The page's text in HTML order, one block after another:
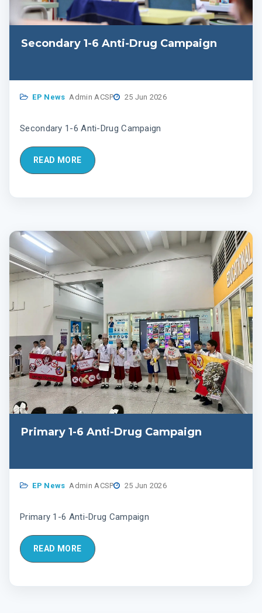
Secondary 1-6 Anti-Drug Campaign
EP News Admin ACSP 25 Jun 2026
Secondary 1-6 Anti-Drug Campaign
READ MORE
Primary 1-6 Anti-Drug Campaign
EP News Admin ACSP 25 Jun 2026
Primary 1-6 Anti-Drug Campaign
READ MORE